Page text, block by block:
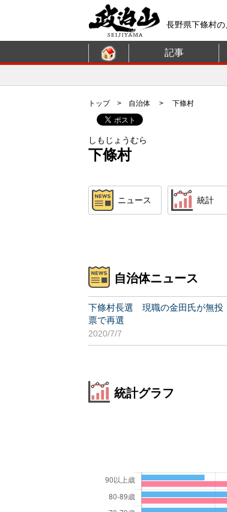
長野県下條村
記事
トップ> 自治体 > 下條村
しもじょうむら
下條村
ニュース 統計
自治体ニュース
下條村長選 現職の金田氏が無投
票で再選
2020/7/7
統計グラフ